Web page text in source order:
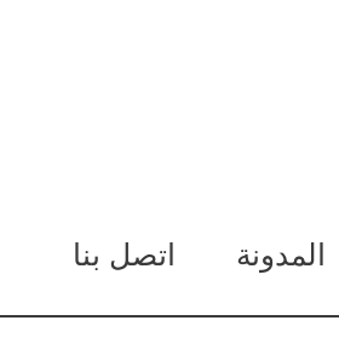
المدونة اتصل بنا